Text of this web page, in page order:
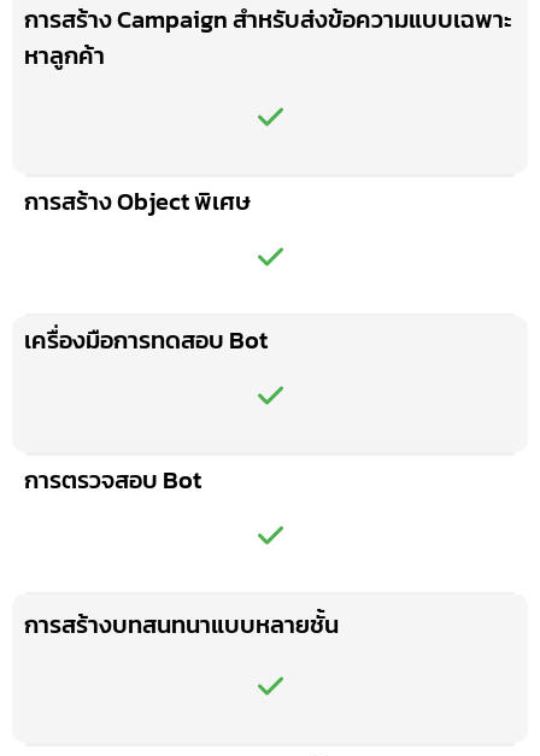
การสร้าง Campaign สำหรับส่งข้อความแบบเฉพาะ
หาลูกค้า
การสร้าง Object พิเศษ
เครื่องมือการทดสอบ Bot
การตรวจสอบ Bot
การสร้างบทสนทนาแบบหลายชั้น